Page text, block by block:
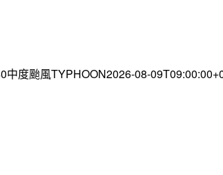
度颱風TYPHOON2026-08-